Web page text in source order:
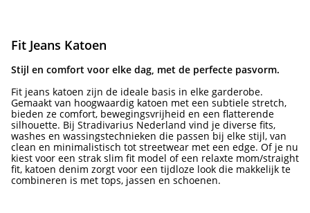
Fit Jeans Katoen
Stijl en comfort voor elke dag, met de perfecte pasvorm.
Fit jeans katoen zijn de ideale basis in elke garderobe.
Gemaakt van hoogwaardig katoen met een subtiele stretch,
bieden ze comfort, bewegingsvrijheid en een flatterende
silhouette. Bij Stradivarius Nederland vind je diverse fits,
washes en wassingstechnieken die passen bij elke stijl, van
clean en minimalistisch tot streetwear met een edge. Of je nu
kiest voor een strak slim fit model of een relaxte mom/straight
fit, katoen denim zorgt voor een tijdloze look die makkelijk te
combineren is met tops, jassen en schoenen.